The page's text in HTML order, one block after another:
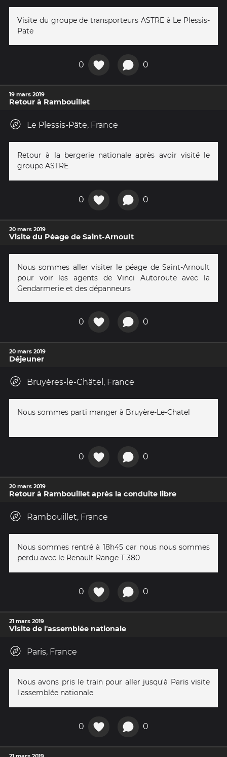
Visite du groupe de transporteurs ASTRE à Le Plessis-
Pate
0 0
19 mars 2019
Retour à Rambouillet
Le Plessis-Pâte, France
Retour à la bergerie nationale après avoir visité le
groupe ASTRE
0 0
20 mars 2019
Visite du Péage de Saint-Arnoult
Nous sommes aller visiter le péage de Saint-Arnoult
pour voir les agents de Vinci Autoroute avec la
Gendarmerie et des dépanneurs
0 0
20 mars 2019
Déjeuner
Bruyères-le-Châtel, France
Nous sommes parti manger à Bruyère-Le-Chatel
0 0
20 mars 2019
Retour à Rambouillet après la conduite libre
Rambouillet, France
Nous sommes rentré à 18h45 car nous nous sommes
perdu avec le Renault Range T 380
0 0
21 mars 2019
Visite de l'assemblée nationale
Paris, France
Nous avons pris le train pour aller jusqu'à Paris visite
l'assemblée nationale
0 0